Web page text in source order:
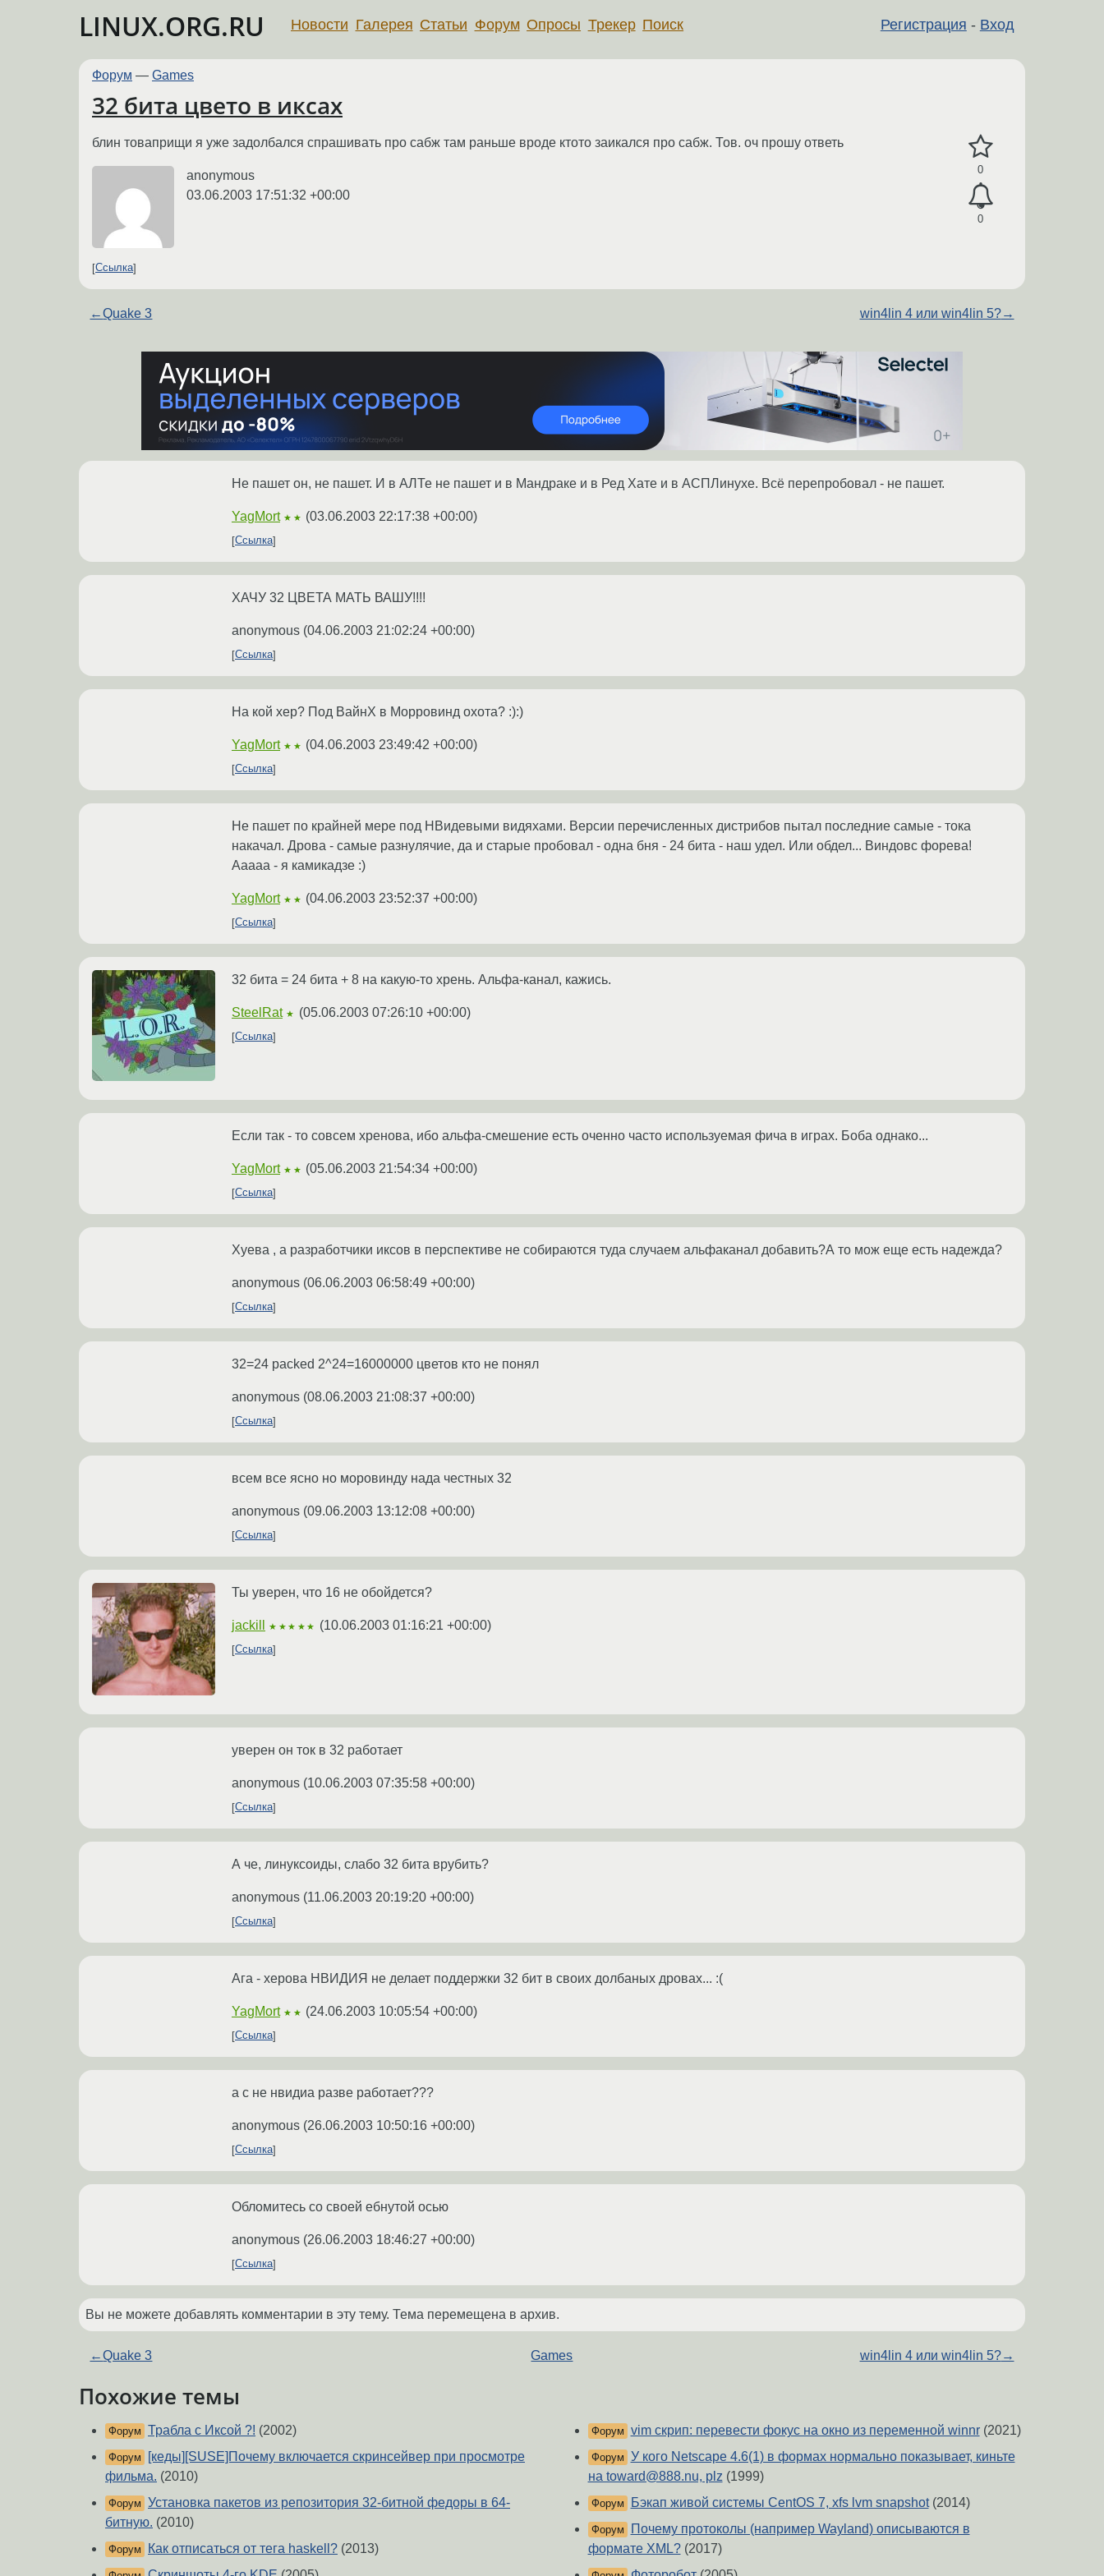
LINUX.ORG.RU Регистрация - Вход
Новости Галерея Статьи Форум Опросы Трекер Поиск
Форум — Games
32 бита цвето в иксах
0
0
блин товаприщи я уже задолбался спрашивать про сабж там раньше вроде ктото заикался про сабж. Тов. оч прошу ответь
anonymous
03.06.2003 17:51:32 +00:00
Ссылка
←Quake 3 win4lin 4 или win4lin 5?→
Не пашет он, не пашет. И в АЛТе не пашет и в Мандраке и в Ред Хате и в АСПЛинухе. Всё перепробовал - не пашет.
YagMort ★★ (03.06.2003 22:17:38 +00:00)
Ссылка
ХАЧУ 32 ЦВЕТА МАТЬ ВАШУ!!!!
anonymous (04.06.2003 21:02:24 +00:00)
Ссылка
На кой хер? Под ВайнХ в Морровинд охота? :):)
YagMort ★★ (04.06.2003 23:49:42 +00:00)
Ссылка
Не пашет по крайней мере под НВидевыми видяхами. Версии перечисленных дистрибов пытал последние самые - тока
накачал. Дрова - самые разнулячие, да и старые пробовал - одна бня - 24 бита - наш удел. Или обдел... Виндовс форева!
Ааааа - я камикадзе :)
YagMort ★★ (04.06.2003 23:52:37 +00:00)
Ссылка
32 бита = 24 бита + 8 на какую-то хрень. Альфа-канал, кажись.
SteelRat ★ (05.06.2003 07:26:10 +00:00)
Ссылка
Если так - то совсем хренова, ибо альфа-смешение есть оченно часто используемая фича в играх. Боба однако...
YagMort ★★ (05.06.2003 21:54:34 +00:00)
Ссылка
Хуева , а разработчики иксов в перспективе не собираются туда случаем альфаканал добавить?А то мож еще есть надежда?
anonymous (06.06.2003 06:58:49 +00:00)
Ссылка
32=24 packed 2^24=16000000 цветов кто не понял
anonymous (08.06.2003 21:08:37 +00:00)
Ссылка
всем все ясно но моровинду нада честных 32
anonymous (09.06.2003 13:12:08 +00:00)
Ссылка
Ты уверен, что 16 не обойдется?
jackill ★★★★★ (10.06.2003 01:16:21 +00:00)
Ссылка
уверен он ток в 32 работает
anonymous (10.06.2003 07:35:58 +00:00)
Ссылка
А че, линуксоиды, слабо 32 бита врубить?
anonymous (11.06.2003 20:19:20 +00:00)
Ссылка
Ага - херова НВИДИЯ не делает поддержки 32 бит в своих долбаных дровах... :(
YagMort ★★ (24.06.2003 10:05:54 +00:00)
Ссылка
а с не нвидиа разве работает???
anonymous (26.06.2003 10:50:16 +00:00)
Ссылка
Обломитесь со своей ебнутой осью
anonymous (26.06.2003 18:46:27 +00:00)
Ссылка
Вы не можете добавлять комментарии в эту тему. Тема перемещена в архив.
←Quake 3 Games win4lin 4 или win4lin 5?→
Похожие темы
Форум Трабла с Иксой ?! (2002)
Форум
[кеды][SUSE]Почему включается скринсейвер при просмотре
фильма. (2010)
Форум
Установка пакетов из репозитория 32-битной федоры в 64-
битную. (2010)
Форум Как отписаться от тега haskell? (2013)
Форум vim скрип: перевести фокус на окно из переменной winnr(2021)
Форум
У кого Netscape 4.6(1) в формах нормально показывает, киньте
на toward@888.nu, plz(1999)
Форум Бэкап живой системы CentOS 7, xfs lvm snapshot(2014)
Форум
Почему протоколы (например Wayland) описываются в
формате XML?(2017)